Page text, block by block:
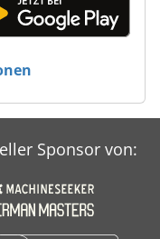
Sponsor von: